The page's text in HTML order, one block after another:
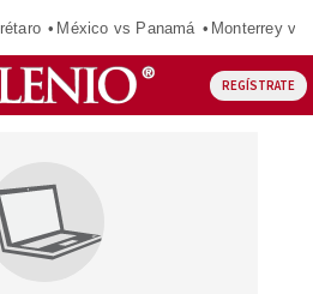
México vs Panamá Monterrey vs
REGÍSTRATE